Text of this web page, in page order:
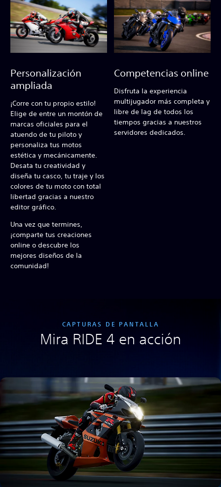
Personalización
ampliada
¡Corre con tu propio estilo!
Elige de entre un montón de
marcas oficiales para el
atuendo de tu piloto y
personaliza tus motos
estética y mecánicamente.
Desata tu creatividad y
diseña tu casco, tu traje y los
colores de tu moto con total
libertad gracias a nuestro
editor gráfico.
Una vez que termines,
¡comparte tus creaciones
online o descubre los
mejores diseños de la
comunidad!
Competencias online
Disfruta la experiencia
multijugador más completa y
libre de lag de todos los
tiempos gracias a nuestros
servidores dedicados.
CAPTURAS DE PANTALLA
Mira RIDE 4 en acción